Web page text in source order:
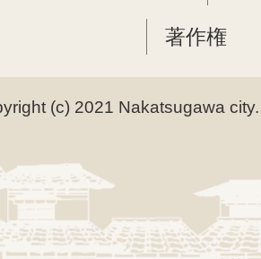
著作権
(c) 2021 Nakatsugawa